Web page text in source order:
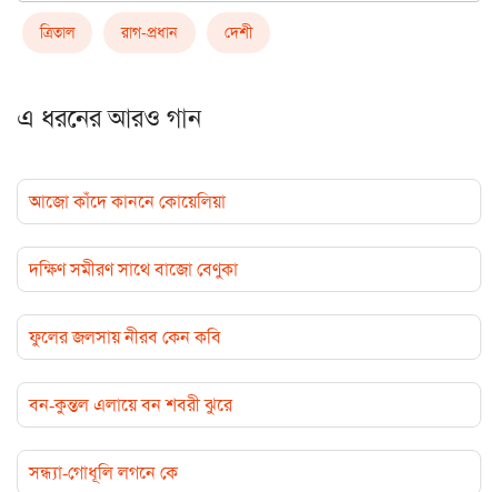
ত্রিতাল রাগ-প্রধান দেশী
এ ধরনের আরও গান
আজো কাঁদে কাননে কোয়েলিয়া
দক্ষিণ সমীরণ সাথে বাজো বেণুকা
ফুলের জলসায় নীরব কেন কবি
বন-কুন্তল এলায়ে বন শবরী ঝুরে
সন্ধ্যা-গোধূলি লগনে কে